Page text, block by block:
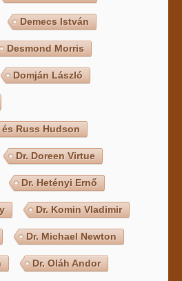
Demecs István
Desmond Morris
Domján László
Russ Hudson
Dr. Doreen Virtue
Dr. Hetényi Ernő
Dr. Komin Vladimir
Dr. Michael Newton
Dr. Oláh Andor